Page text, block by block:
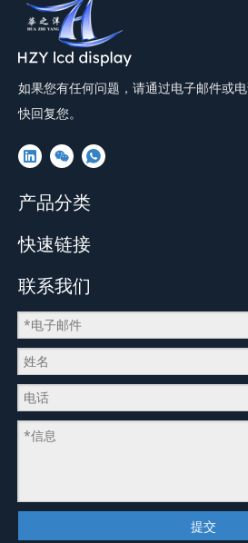
如果您有任何问题，请通过电子邮件或
快回复您。
产品分类
快速链接
联系我们
提交